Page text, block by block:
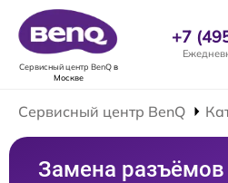
Сервисный центр BenQв
Москве
+7
Сервисный центр BenQ
Замена разъёмов